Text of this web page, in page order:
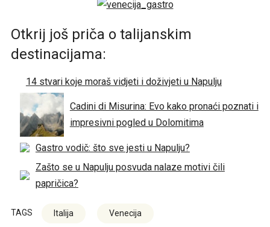
Otkrij još priča o talijanskim
destinacijama:
14 stvari koje moraš vidjeti i doživjeti u Napulju
Cadini di Misurina: Evo kako pronaći poznati i
impresivni pogled u Dolomitima
Gastro vodič: što sve jesti u Napulju?
Zašto se u Napulju posvuda nalaze motivi čili
papričica?
TAGS Italija Venecija